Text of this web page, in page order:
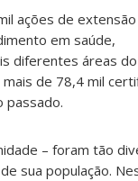
ações de
em saúde,
diferentes áreas
de 78,4 mil
passado.
– foram tão
sua população.